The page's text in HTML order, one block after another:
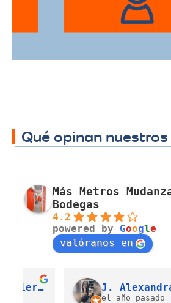
Qué opinan
Más Metros
Bodegas
4.2
powered by Google
valóranos en
J. Alexandra
el año pasado